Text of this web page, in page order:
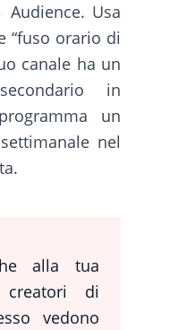
Usa
“fuso orario di
canale ha un
in
un
nel
alla tua
di
vedono